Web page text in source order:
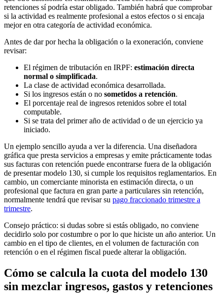
retenciones sí podría estar obligado. También habrá que comprobar
si la actividad es realmente profesional a estos efectos o si encaja
mejor en otra categoría de actividad económica.
Antes de dar por hecha la obligación o la exoneración, conviene
revisar:
El régimen de tributación en IRPF: estimación directa
normal o simplificada.
La clase de actividad económica desarrollada.
Si los ingresos están o no sometidos a retención.
El porcentaje real de ingresos retenidos sobre el total
computable.
Si se trata del primer año de actividad o de un ejercicio ya
iniciado.
Un ejemplo sencillo ayuda a ver la diferencia. Una diseñadora
gráfica que presta servicios a empresas y emite prácticamente todas
sus facturas con retención puede encontrarse fuera de la obligación
de presentar modelo 130, si cumple los requisitos reglamentarios. En
cambio, un comerciante minorista en estimación directa, o un
profesional que factura en gran parte a particulares sin retención,
normalmente tendrá que revisar su pago fraccionado trimestre a
trimestre.
Consejo práctico: si dudas sobre si estás obligado, no conviene
decidirlo solo por costumbre o por lo que hiciste un año anterior. Un
cambio en el tipo de clientes, en el volumen de facturación con
retención o en el régimen fiscal puede alterar la obligación.
Cómo se calcula la cuota del modelo 130
sin mezclar ingresos, gastos y retenciones